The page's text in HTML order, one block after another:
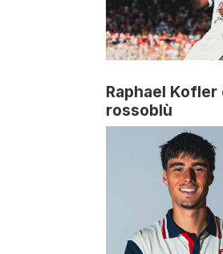
Raphael
rossoblù